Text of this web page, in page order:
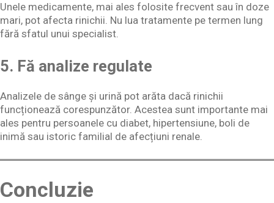
Unele medicamente, mai ales folosite frecvent sau în doze
mari, pot afecta rinichii. Nu lua tratamente pe termen lung
fără sfatul unui specialist.
5. Fă analize regulate
Analizele de sânge și urină pot arăta dacă rinichii
funcționează corespunzător. Acestea sunt importante mai
ales pentru persoanele cu diabet, hipertensiune, boli de
inimă sau istoric familial de afecțiuni renale.
Concluzie